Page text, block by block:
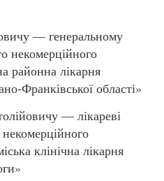
— генеральному
некомерційного
районна лікарня
Франківської області»
— лікареві
клінічна лікарня